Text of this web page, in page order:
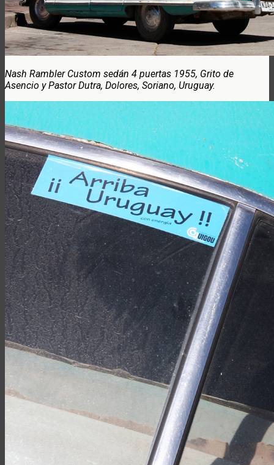
Nash Rambler Custom sedán 4 puertas 1955, Grito de
Asencio y Pastor Dutra, Dolores, Soriano, Uruguay.